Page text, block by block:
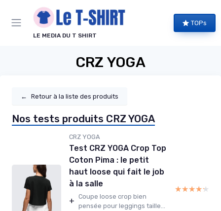
LE MEDIA DU T SHIRT
TOPs
CRZ YOGA
← Retour à la liste des produits
Nos tests produits CRZ YOGA
CRZ YOGA
Test CRZ YOGA Crop Top
Coton Pima : le petit
haut loose qui fait le job
à la salle
+ Coupe loose crop bien
pensée pour leggings taille...
★★★★★
★★★★★
Panneau de gestion des cookies